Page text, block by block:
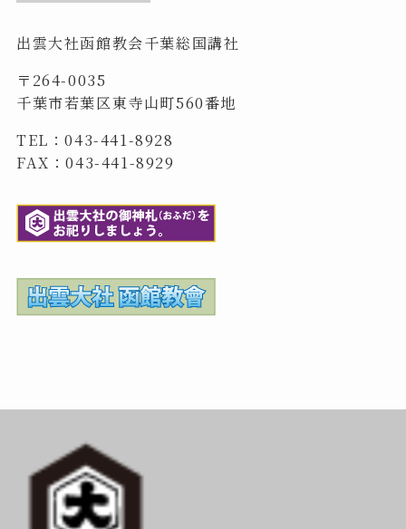
出雲大社函館教会千葉総国講社
〒264-0035
千葉市若葉区東寺山町560番地
TEL：043-441-8928
FAX：043-441-8929